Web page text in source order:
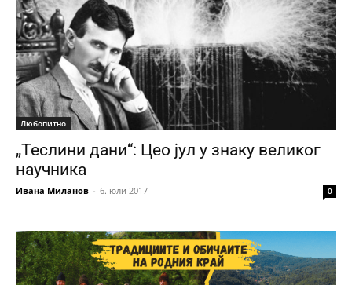
Любопитно
„Теслини дани“: Цео јул у знаку великог
научника
Ивана Миланов - 6. юли 2017 0